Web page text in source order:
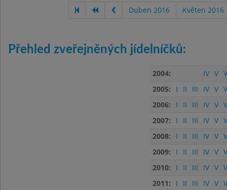
Duben 2016 Květen 2016
Přehled zveřejněných jídelníčků:
2004: IV V
2005:
I II III IV V
2006:
I II III IV V
2007:
I II III IV V
2008:
I II III IV V
2009:
I II III IV V
2010:
I II III IV V
2011:
I II III IV V